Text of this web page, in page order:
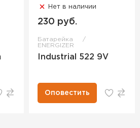
Нет в наличии
230 руб.
Батарейка
ENERGIZER
Industrial 522 9V
Оповестить